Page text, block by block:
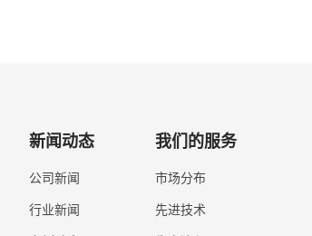
新闻动态
公司新闻
行业新闻
我们的服务
市场分布
先进技术